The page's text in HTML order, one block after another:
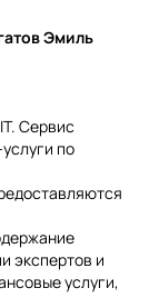
Эмиль
Сервис
по
экспертов и
услуги,